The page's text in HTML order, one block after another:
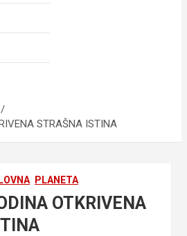
STRAŠNA ISTINA
PLANETA
OTKRIVENA